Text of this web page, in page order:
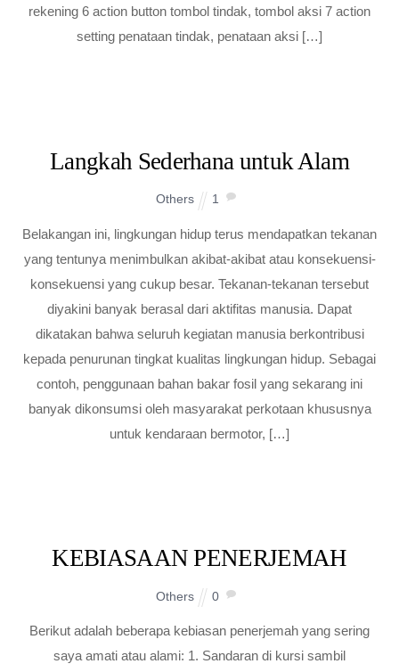
rekening 6 action button tombol tindak, tombol aksi 7 action
setting penataan tindak, penataan aksi […]
Langkah Sederhana untuk Alam
Others 1
Belakangan ini, lingkungan hidup terus mendapatkan tekanan
yang tentunya menimbulkan akibat-akibat atau konsekuensi-
konsekuensi yang cukup besar. Tekanan-tekanan tersebut
diyakini banyak berasal dari aktifitas manusia. Dapat
dikatakan bahwa seluruh kegiatan manusia berkontribusi
kepada penurunan tingkat kualitas lingkungan hidup. Sebagai
contoh, penggunaan bahan bakar fosil yang sekarang ini
banyak dikonsumsi oleh masyarakat perkotaan khususnya
untuk kendaraan bermotor, […]
KEBIASAAN PENERJEMAH
Others 0
Berikut adalah beberapa kebiasan penerjemah yang sering
saya amati atau alami: 1. Sandaran di kursi sambil